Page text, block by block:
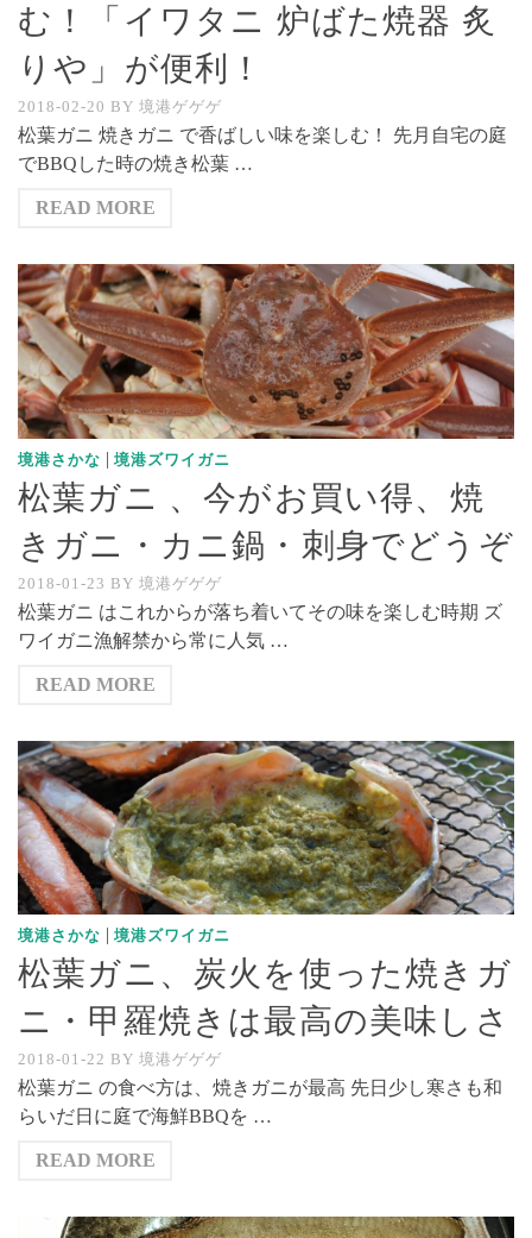
む！「イワタニ 炉ばた焼器 炙
りや」が便利！
2018-02-20 BY 境港ゲゲゲ
松葉ガニ 焼きガニ で香ばしい味を楽しむ！ 先月自宅の庭
でBBQした時の焼き松葉 …
READ MORE
境港さかな | 境港ズワイガニ
松葉ガニ 、今がお買い得、焼
きガニ・カニ鍋・刺身でどうぞ
2018-01-23 BY 境港ゲゲゲ
松葉ガニ はこれからが落ち着いてその味を楽しむ時期 ズ
ワイガニ漁解禁から常に人気 …
READ MORE
境港さかな | 境港ズワイガニ
松葉ガニ、炭火を使った焼きガ
ニ・甲羅焼きは最高の美味しさ
2018-01-22 BY 境港ゲゲゲ
松葉ガニ の食べ方は、焼きガニが最高 先日少し寒さも和
らいだ日に庭で海鮮BBQを …
READ MORE